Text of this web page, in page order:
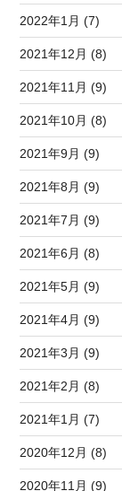
2022年1月 (7)
2021年12月 (8)
2021年11月 (9)
2021年10月 (8)
2021年9月 (9)
2021年8月 (9)
2021年7月 (9)
2021年6月 (8)
2021年5月 (9)
2021年4月 (9)
2021年3月 (9)
2021年2月 (8)
2021年1月 (7)
2020年12月 (8)
2020年11月 (9)